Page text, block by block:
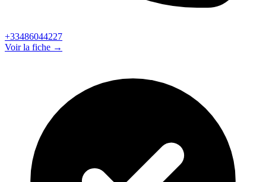
+33486044227
Voir la fiche →